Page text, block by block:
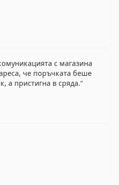
с магазина
че поръчката беше
а пристигна в сряда.